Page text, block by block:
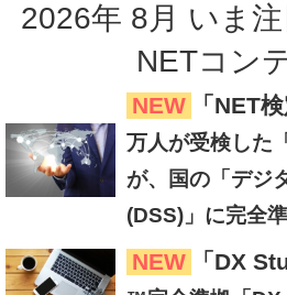
2026年 8月 いま注
NETコン
NEW 「NET検
万人が受検した
が、国の「デジ
(DSS)」に完全
NEW 「DX